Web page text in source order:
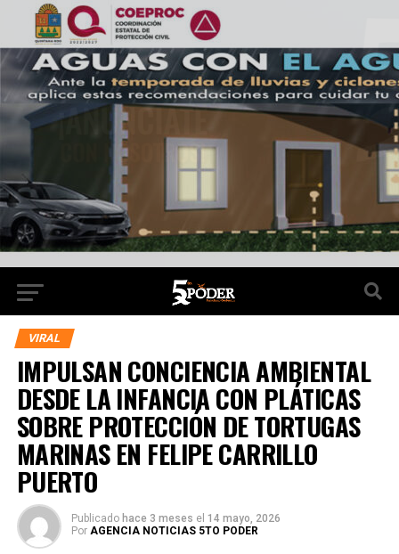
VIRAL
IMPULSAN CONCIENCIA AMBIENTAL
DESDE LA INFANCIA CON PLÁTICAS
SOBRE PROTECCIÓN DE TORTUGAS
MARINAS EN FELIPE CARRILLO
PUERTO
Publicado hace 3 meses el 14 mayo, 2026
Por AGENCIA NOTICIAS 5TO PODER